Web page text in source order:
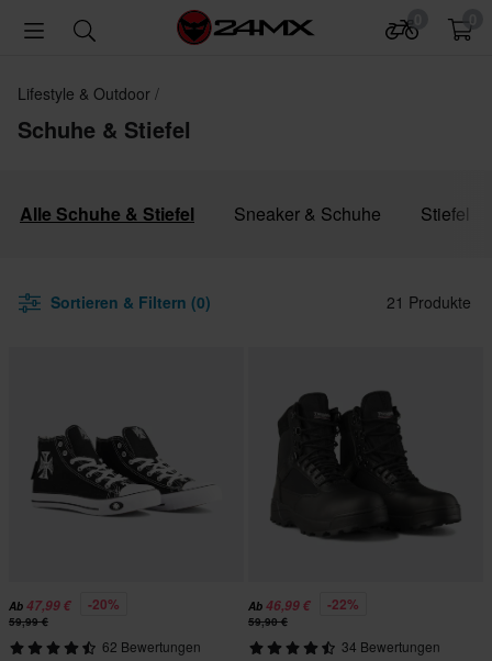
Lifestyle & Outdoor
Schuhe & Stiefel
Alle Schuhe & Stiefel Sneaker & Schuhe Stiefel
Sortieren & Filtern (0) 21 Produkte
Ab 47,99 € -20%
59,99 €
62 Bewertungen
Ab 46,99 € -22%
59,90 €
34 Bewertungen